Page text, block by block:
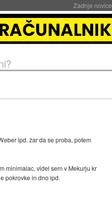
Zadnje novice
ipd. žar da se proba, potem
minimalac, videl sem v Mekurju kr
pokrovke in dno ipd.